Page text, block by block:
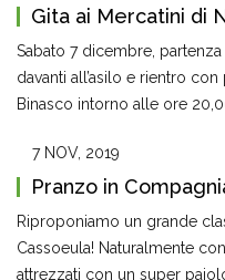
Gita ai Mercatini di
Sabato 7 dicembre, partenza
davanti all’asilo e rientro
Binasco intorno alle ore
7 NOV, 2019
Pranzo in
Riproponiamo un grande
Cassoeula! Naturalmente
attrezzati con un super